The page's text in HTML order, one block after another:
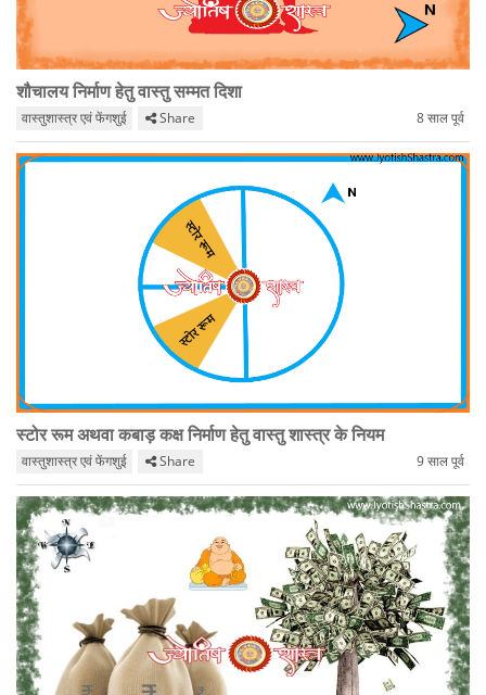
शौचालय निर्माण हेतु वास्तु सम्मत दिशा
वास्तुशास्त्र एवं फेंगशुई Share 8 साल पूर्व
स्टोर रूम अथवा कबाड़ कक्ष निर्माण हेतु वास्तु शास्त्र के नियम
वास्तुशास्त्र एवं फेंगशुई Share 9 साल पूर्व